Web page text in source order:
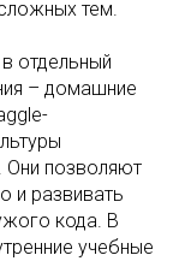
тем.
отдельный
– домашние
Они позволяют
и развивать
кода. В
учебные